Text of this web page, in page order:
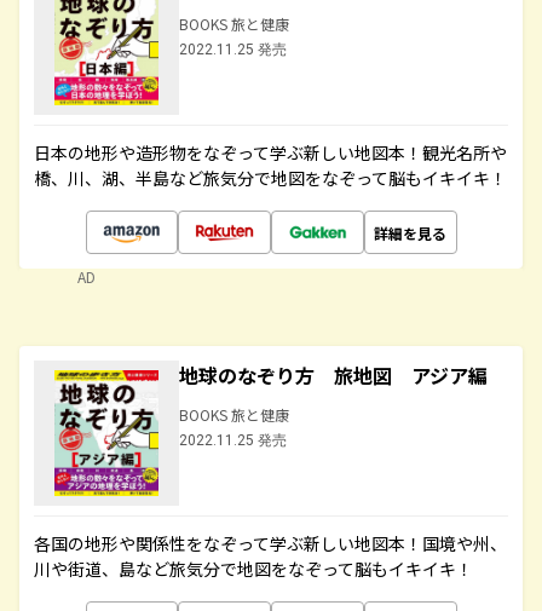
BOOKS 旅と健康
2022.11.25 発売
日本の地形や造形物をなぞって学ぶ新しい地図本！観光名所や
橋、川、湖、半島など旅気分で地図をなぞって脳もイキイキ！
詳細を見る
AD
地球のなぞり方 旅地図 アジア編
BOOKS 旅と健康
2022.11.25 発売
各国の地形や関係性をなぞって学ぶ新しい地図本！国境や州、
川や街道、島など旅気分で地図をなぞって脳もイキイキ！